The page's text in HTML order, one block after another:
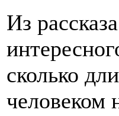
Из
сколько
человеком